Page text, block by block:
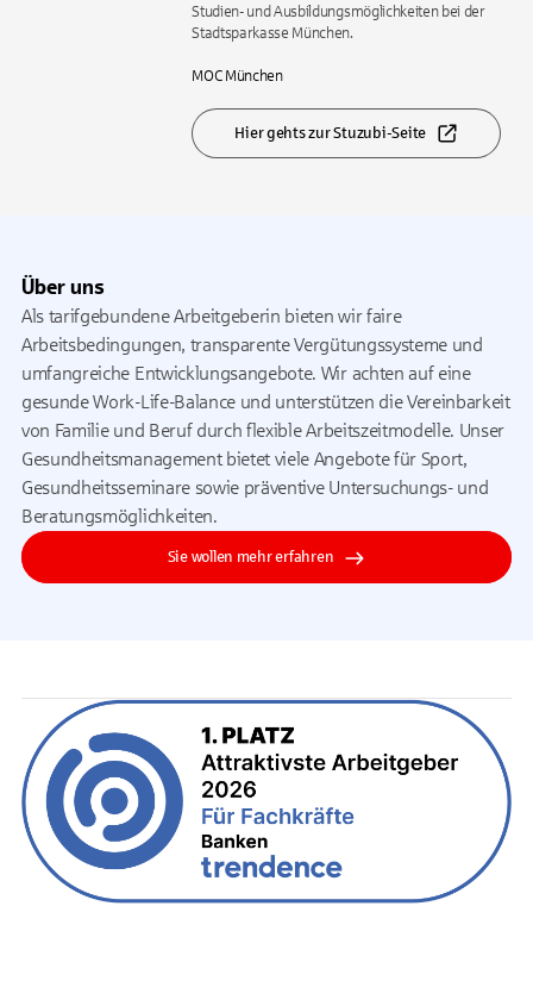
Studien- und Ausbildungsmöglichkeiten bei der
Stadtsparkasse München.
MOC München
Hier gehts zur Stuzubi-Seite
Über uns
Als tarifgebundene Arbeitgeberin bieten wir faire
Arbeitsbedingungen, transparente Vergütungssysteme und
umfangreiche Entwicklungsangebote. Wir achten auf eine
gesunde Work-Life-Balance und unterstützen die Vereinbarkeit
von Familie und Beruf durch flexible Arbeitszeitmodelle. Unser
Gesundheitsmanagement bietet viele Angebote für Sport,
Gesundheitsseminare sowie präventive Untersuchungs- und
Beratungsmöglichkeiten.
Sie wollen mehr erfahren